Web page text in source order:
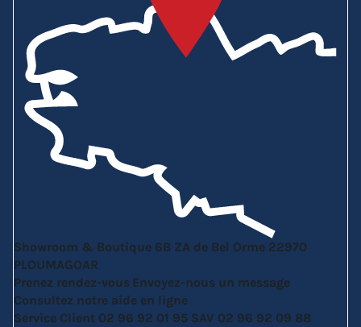
Showroom & Boutique 6B ZA de Bel Orme 22970
PLOUMAGOAR
Prenez rendez-vous Envoyez-nous un message
Consultez notre aide en ligne
Service Client 02 96 92 01 95 SAV 02 96 92 09 88